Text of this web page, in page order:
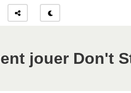
jouer Don't